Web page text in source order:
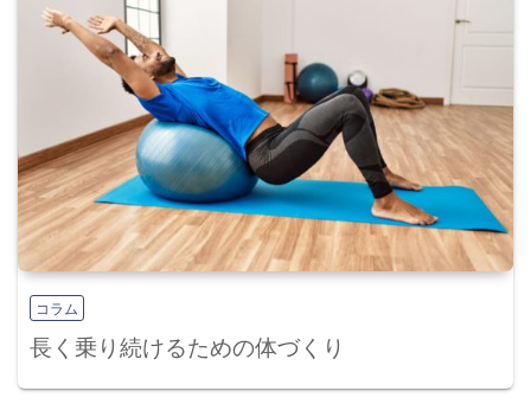
コラム
長く乗り続けるための体づくり